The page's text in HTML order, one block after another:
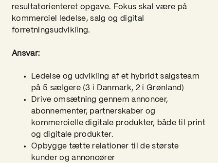
resultatorienteret opgave. Fokus skal være på
kommerciel ledelse, salg og digital
forretningsudvikling.
Ansvar:
Ledelse og udvikling af et hybridt salgsteam
på 5 sælgere (3 i Danmark, 2 i Grønland)
Drive omsætning gennem annoncer,
abonnementer, partnerskaber og
kommercielle digitale produkter, både til print
og digitale produkter.
Opbygge tætte relationer til de største
kunder og annoncører